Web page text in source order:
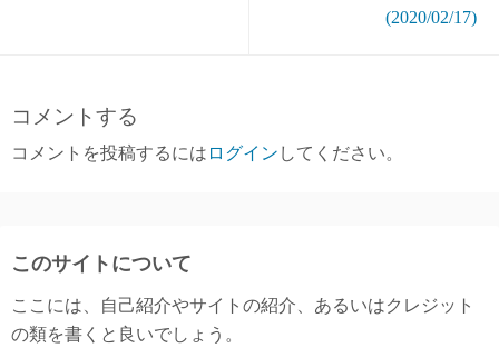
(2020/02/17)
コメントする
コメントを投稿するには ログイン してください。
このサイトについて
ここには、自己紹介やサイトの紹介、あるいはクレジット
の類を書くと良いでしょう。